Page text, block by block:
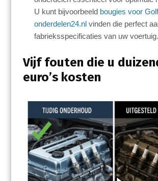
U kunt bijvoorbeeld bougies voor
onderdelen24.nl vinden die perfect
fabrieksspecificaties van uw voertuig.
Vijf fouten die u
euro’s kosten